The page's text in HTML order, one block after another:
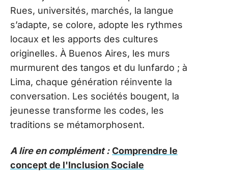
Rues, universités, marchés, la langue
s’adapte, se colore, adopte les rythmes
locaux et les apports des cultures
originelles. À Buenos Aires, les murs
murmurent des tangos et du lunfardo ; à
Lima, chaque génération réinvente la
conversation. Les sociétés bougent, la
jeunesse transforme les codes, les
traditions se métamorphosent.
A lire en complément : Comprendre le
concept de l'Inclusion Sociale